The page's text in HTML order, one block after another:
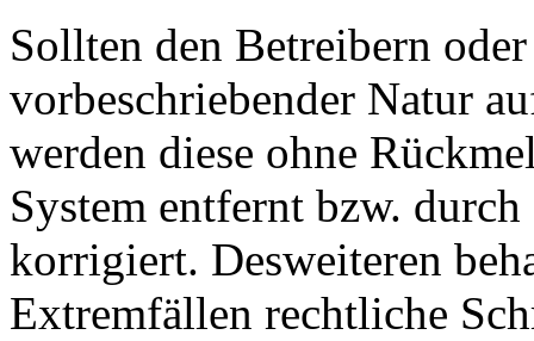
Sollten den Betreibern
vorbeschriebender Natur
werden diese ohne
System entfernt bzw.
korrigiert. Desweiteren
Extremfällen rechtliche